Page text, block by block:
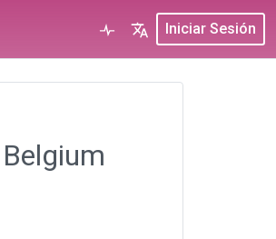
Iniciar Sesión